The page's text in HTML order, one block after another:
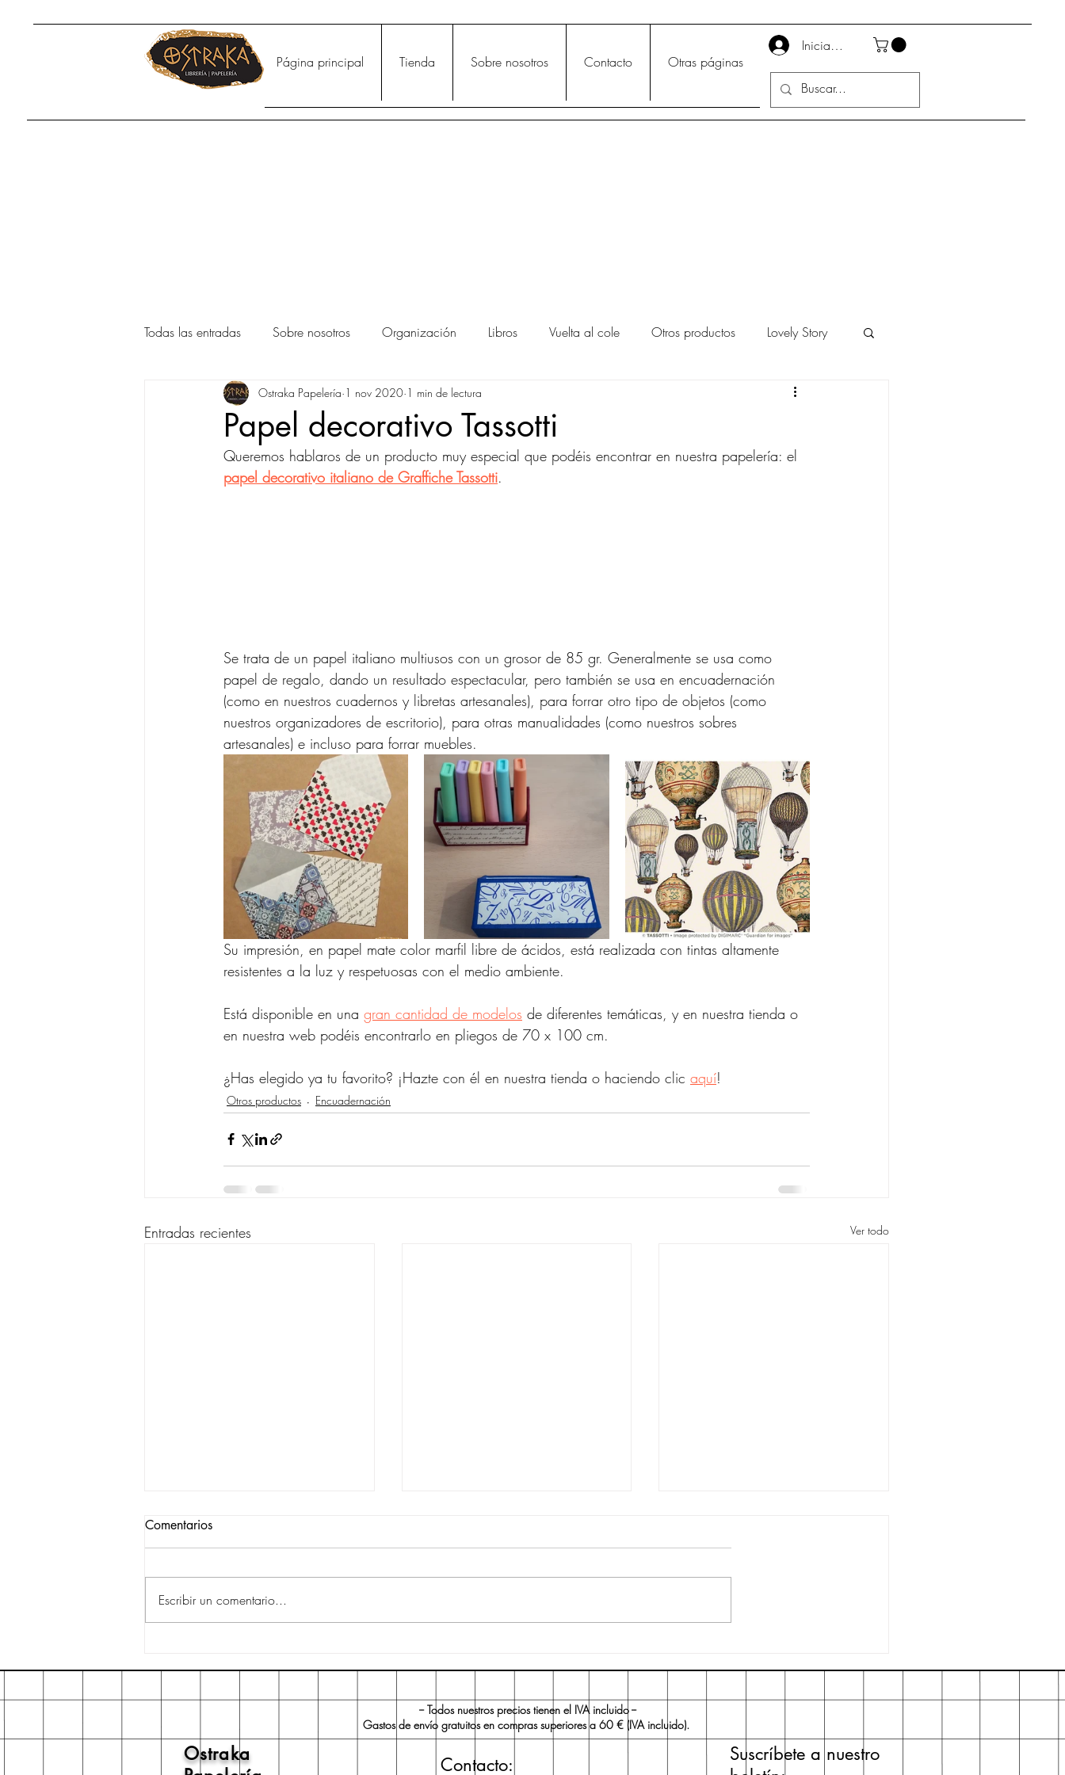
Página principal Tienda Sobre nosotros Contacto Otras páginas
Iniciar sesión
Todas las entradas Sobre nosotros Organización Libros Vuelta al cole Otros productos Lovely Story
Paperblanks Agendas Escritura Imprenta
Inspiración Reseña
Papel decorativo Tassotti
Ostraka Papelería 1 nov 2020 1 min de lectura
Queremos hablaros de un producto muy especial que podéis encontrar en nuestra papelería: el
papel decorativo italiano de Graffiche Tassotti.
Se trata de un papel italiano multiusos con un grosor de 85 gr. Generalmente se usa como
papel de regalo, dando un resultado espectacular, pero también se usa en encuadernación
(como en nuestros cuadernos y libretas artesanales), para forrar otro tipo de objetos (como
nuestros organizadores de escritorio), para otras manualidades (como nuestros sobres
artesanales) e incluso para forrar muebles.
Su impresión, en papel mate color marfil libre de ácidos, está realizada con tintas altamente
resistentes a la luz y respetuosas con el medio ambiente.
Está disponible en una gran cantidad de modelos de diferentes temáticas, y en nuestra tienda o
en nuestra web podéis encontrarlo en pliegos de 70 x 100 cm.
¿Has elegido ya tu favorito? ¡Hazte con él en nuestra tienda o haciendo clic aquí!
Otros productos Encuadernación
Entradas recientes Ver todo
para tus apuntes
cosidos?
Comentarios
Escribir un comentario...
-- Todos nuestros precios tienen el IVA incluido --
Gastos de envío gratuitos en compras superiores a 60 € (IVA incluido).
Ostraka
Contacto:
Suscríbete a nuestro